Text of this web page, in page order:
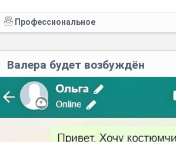
Профессиональное
Валера будет возбуждён